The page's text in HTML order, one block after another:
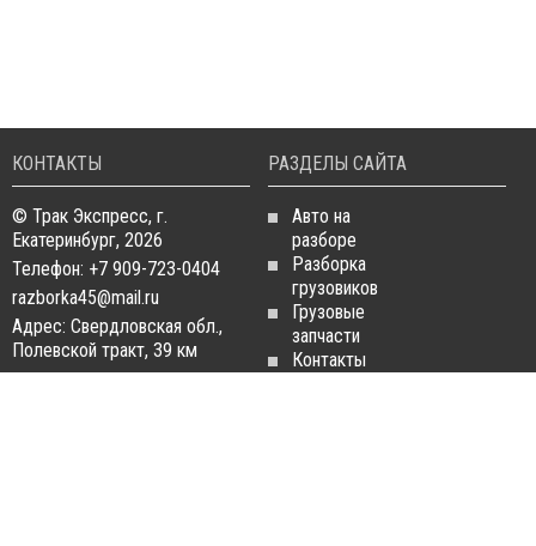
КОНТАКТЫ
© Трак Экспресс, г.
Екатеринбург, 2026
Телефон: +7 909-723-0404
razborka45@mail.ru
Адрес: Свердловская обл.,
Полевской тракт, 39 км
РАЗДЕЛЫ САЙТА
Авто на
разборе
Разборка
грузовиков
Грузовые
запчасти
Контакты